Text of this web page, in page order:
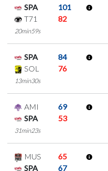
SPA
101
T71
82
20min59s
SPA
84
SOL
76
13min30s
AMI
69
SPA
53
31min23s
MUS
65
SPA
67